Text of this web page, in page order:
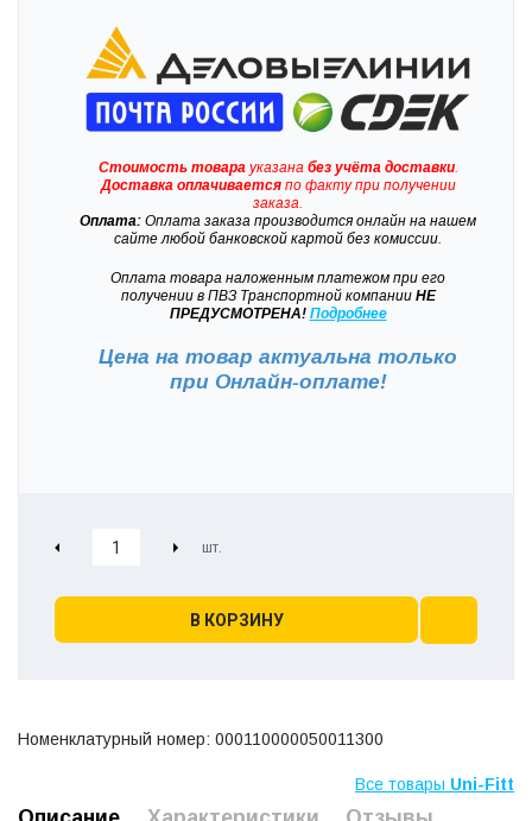
Стоимость товарауказана без учёта доставки.
Доставкаоплачиваетсяпо факту при получении
заказа.
Оплата: Оплата заказа производится онлайн на нашем
сайте любой банковской картой без комиссии.
Оплата товара наложенным платежом при его
получении в ПВЗ Транспортной компанииНЕ
ПРЕДУСМОТРЕНА! Подробнее
Цена на товар актуальна только
при Онлайн-оплате!
В КОРЗИНУ
Номенклатурный номер: 000110000050011300
Все товары Uni-Fitt